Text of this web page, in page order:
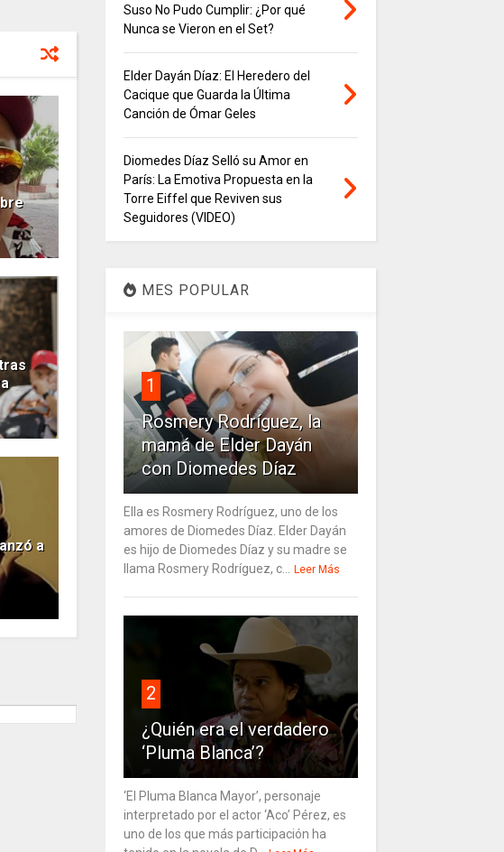
a
Suso No Pudo Cumplir: ¿Por qué
Nunca se Vieron en el Set?
Elder Dayán Díaz: El Heredero del
Cacique que Guarda la Última
Canción de Ómar Geles
Diomedes Díaz Selló su Amor en
París: La Emotiva Propuesta en la
Torre Eiffel que Reviven sus
Seguidores (VIDEO)
MES POPULAR
1
Rosmery Rodríguez, la
mamá de Elder Dayán
con Diomedes Díaz
Ella es Rosmery Rodríguez, uno de los
amores de Diomedes Díaz. Elder Dayán
es hijo de Diomedes Díaz y su madre se
llama Rosmery Rodríguez, c... Leer Más
2
¿Quién era el verdadero
‘Pluma Blanca’?
‘El Pluma Blanca Mayor’, personaje
interpretado por el actor ‘Aco’ Pérez, es
uno de los que más participación ha